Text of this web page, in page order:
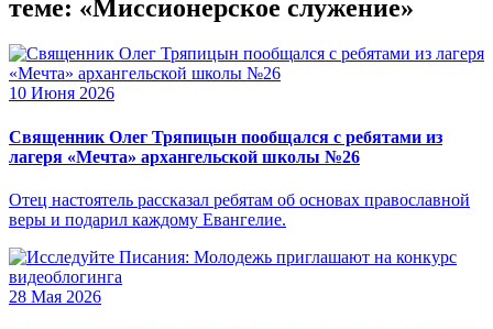
теме: «Миссионерское служение»
10 Июня 2026
Священник Олег Тряпицын пообщался с ребятами из
лагеря «Мечта» архангельской школы №26
Отец настоятель рассказал ребятам об основах православной
веры и подарил каждому Евангелие.
28 Мая 2026